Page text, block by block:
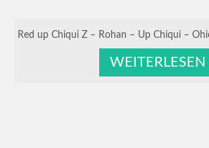
Red up Chiqui Z – Rohan – Up Chiqui –
WEITERLESEN